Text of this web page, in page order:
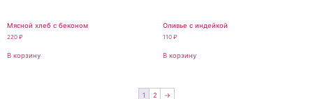
Мясной хлеб с беконом
220 ₽
В корзину
Оливье с индейкой
110 ₽
В корзину
1 2 →